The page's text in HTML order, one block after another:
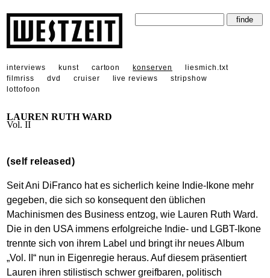
interviews kunst cartoon konserven
liesmich.txt
filmriss
dvd cruiser live reviews
stripshow
lottofoon
LAUREN RUTH WARD
Vol. II
(self released)
Seit Ani DiFranco hat es sicherlich keine Indie-Ikone mehr
gegeben, die sich so konsequent den üblichen
Machinismen des Business entzog, wie Lauren Ruth Ward.
Die in den USA immens erfolgreiche Indie- und LGBT-Ikone
trennte sich von ihrem Label und bringt ihr neues Album
„Vol. II“ nun in Eigenregie heraus. Auf diesem präsentiert
Lauren ihren stilistisch schwer greifbaren, politisch